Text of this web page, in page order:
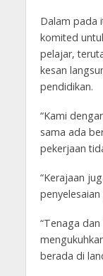
Dalam pada
komited
pelajar,
kesan
pendidikan.
“Kami
sama ada
pekerjaan
“Kerajaan
“Tenaga
berada di